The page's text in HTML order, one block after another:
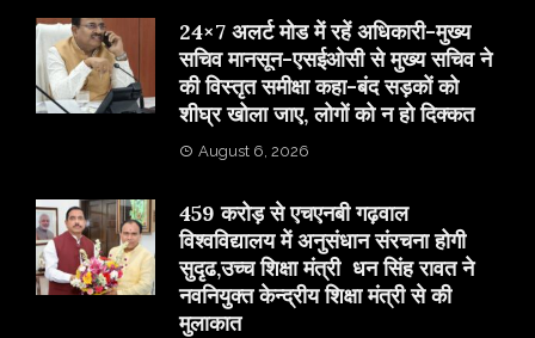
24×7 अलर्ट मोड में रहें अधिकारी-मुख्य
सचिव मानसून-एसईओसी से मुख्य सचिव ने
की विस्तृत समीक्षा कहा-बंद सड़कों को
शीघ्र खोला जाए, लोगों को न हो दिक्कत
August 6, 2026
459 करोड़ से एचएनबी गढ़वाल
विश्वविद्यालय में अनुसंधान संरचना होगी
सुदृढ,उच्च शिक्षा मंत्री धन सिंह रावत ने
नवनियुक्त केन्द्रीय शिक्षा मंत्री से की
मुलाकात